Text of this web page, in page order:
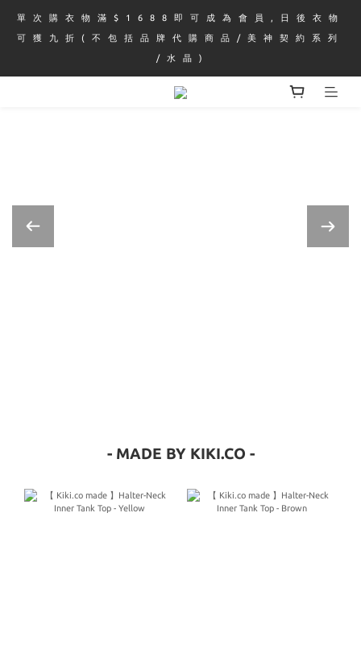
單 次 購 衣 物 滿 $ 1 6 8 8 即 可 成 為 會 員 , 日 後 衣 物
可 獲 九 折 ( 不 包 括 品 牌 代 購 商 品 / 美 神 契 約 系 列
/ 水 晶 )
- MADE BY KIKI.CO -